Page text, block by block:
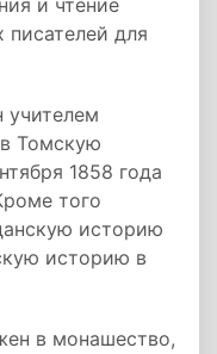
и чтение
писателей для
учителем
Томскую
1858 года
того
историю
историю в
в монашество,